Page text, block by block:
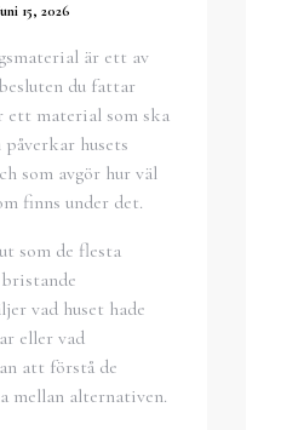
15, 2026
är ett av
du fattar
ett material som ska
påverkar husets
som avgör hur väl
finns under det.
som de flesta
vad huset hade
eller vad
att förstå de
mellan alternativen.